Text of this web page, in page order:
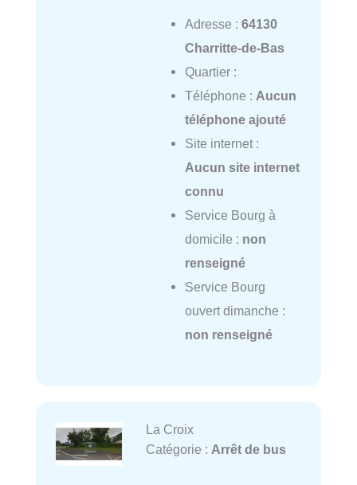
Adresse : 64130
Charritte-de-Bas
Quartier :
Téléphone : Aucun
téléphone ajouté
Site internet :
Aucun site internet
connu
Service Bourg à
domicile : non
renseigné
Service Bourg
ouvert dimanche :
non renseigné
La Croix
Catégorie : Arrêt de bus